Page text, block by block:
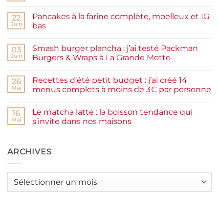
Confiture
de
prunes
et
rapide
22
Juin
Pancakes à la farine complète, moelleux et IG
bas
sur
Pancakes
à
complète,
et
03
Juin
Smash burger plancha : j’ai testé Packman
Burgers & Wraps à La Grande Motte
sur
burger
testé
Packman
Burgers &
Grande
Motte
26
Mai
Recettes d’été petit budget : j’ai créé 14
menus complets à moins de 3€ par personne
sur
Recettes
d’été
j’ai
créé
à
16
Mai
Le matcha latte : la boisson tendance qui
s’invite dans nos maisons
Le
matcha
boisson
ARCHIVES
Archives